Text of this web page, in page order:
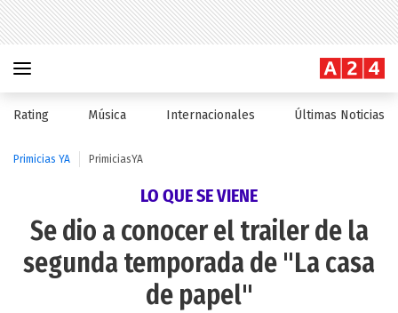
Rating Música Internacionales Últimas Noticias
Primicias YA PrimiciasYA
LO QUE SE VIENE
Se dio a conocer el trailer de la
segunda temporada de "La casa
de papel"